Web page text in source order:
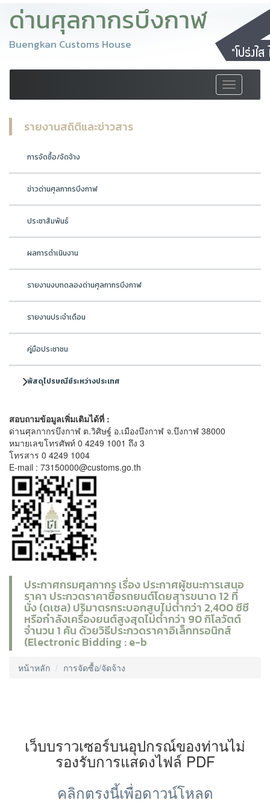
ด่านศุลกากรบึงกาฬ
Buengkan Customs House
Toggle
navigation
รายงานสถิติและข่าวสาร
การจัดซื้อ/จัดจ้าง
ข่าวด่านศุลกากรบึงกาฬ
ประชาสัมพันธ์
ผลการดำเนินงาน
รายงานงบทดลองด่านศุลกากรบึงกาฬ
รายงานประจำเดือน
คู่มือประชาชน
พัสดุไปรษณีย์ระหว่างประเทศ
สอบถามข้อมูลเพิ่มเติมได้ที่ :
ด่านศุลกากรบึงกาฬ ต.วิศิษฐ์ อ.เมืองบึงกาฬ จ.บึงกาฬ 38000
หมายเลขโทรศัพท์ 0 4249 1001 ถึง 3
โทรสาร 0 4249 1004
E-mail : 73150000@customs.go.th
ประกาศกรมศุลกากร เรื่อง ประกาศผู้ชนะการเสนอ
ราคา ประกวดราคาซื้อรถยนต์โดยสารขนาด 12 ที่
นั่ง (ดเซล) ปริมาตรกระบอกสูบไม่ต่ำกว่า 2,400 ซีซี
หรือกำลังเครื่องยนต์สูงสุดไม่ต่ำกว่า 90 กิโลวัตต์
จำนวน 1 คัน ด้วยวิธีประกวดราคาอิเล็กทรอนิกส์
(Electronic Bidding : e-b
หน้าหลัก การจัดซื้อ/จัดจ้าง
เว็บบราวเซอร์บนอุปกรณ์ของท่านไม่
รองรับการแสดงไฟล์ PDF
คลิกตรงนี้เพื่อดาวน์โหลด